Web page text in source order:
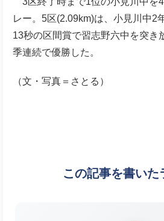
レー。5区(2.09km)は、小見川中2
13秒の区間賞で習志野六中を突き
季連続で優勝した。
（文・写真＝さとる）
この記事を書いた